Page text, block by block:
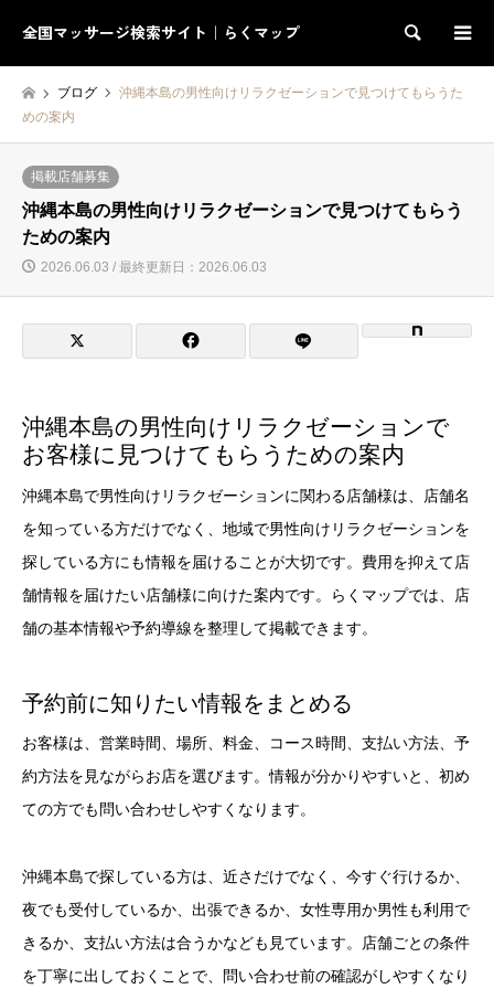
全国マッサージ検索サイト｜らくマップ 検索
ブログ
沖縄本島の男性向けリラクゼーションで見つけてもらうた
めの案内
掲載店舗募集
沖縄本島の男性向けリラクゼーションで見つけてもらう
ための案内
2026.06.03 / 最終更新日：2026.06.03
沖縄本島の男性向けリラクゼーションで
お客様に見つけてもらうための案内
沖縄本島で男性向けリラクゼーションに関わる店舗様は、店舗名
を知っている方だけでなく、地域で男性向けリラクゼーションを
探している方にも情報を届けることが大切です。費用を抑えて店
舗情報を届けたい店舗様に向けた案内です。らくマップでは、店
舗の基本情報や予約導線を整理して掲載できます。
予約前に知りたい情報をまとめる
お客様は、営業時間、場所、料金、コース時間、支払い方法、予
約方法を見ながらお店を選びます。情報が分かりやすいと、初め
ての方でも問い合わせしやすくなります。
沖縄本島で探している方は、近さだけでなく、今すぐ行けるか、
夜でも受付しているか、出張できるか、女性専用か男性も利用で
きるか、支払い方法は合うかなども見ています。店舗ごとの条件
を丁寧に出しておくことで、問い合わせ前の確認がしやすくなり